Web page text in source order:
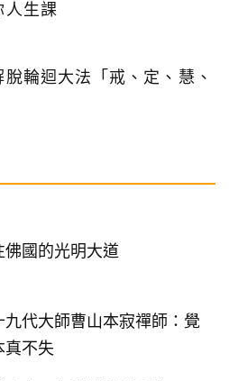
人生課
輪迴大法「戒、定、慧、
國的光明大道
九代大師曹山本寂禪師：覺
不失